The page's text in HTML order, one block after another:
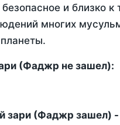
и близко к
многих
(Фаджр не зашел):
зари (Фаджр зашел) -